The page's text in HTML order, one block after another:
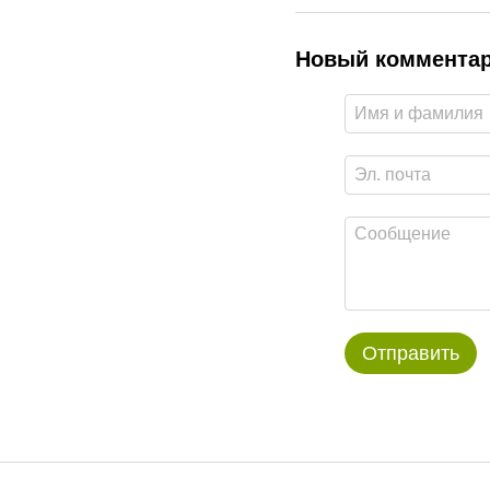
Новый
Отправить